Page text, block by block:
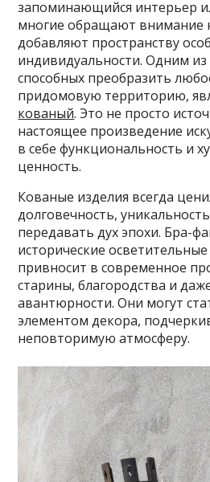
запоминающийся интерьер
многие обращают внимание
добавляют пространству
индивидуальности. Одним из
способных преобразить
придомовую территорию,
кованый. Это не просто
настоящее произведение
в себе функциональность и
ценность.
Кованые изделия всегда
долговечность,
передавать дух эпохи. Бра-
исторические
привносит в современное
старины, благородства и
авантюрности. Они могут
элементом декора,
неповторимую атмосферу.